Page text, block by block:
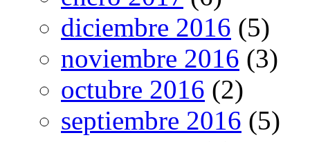
diciembre 2016 (5)
noviembre 2016 (3)
octubre 2016 (2)
septiembre 2016 (5)